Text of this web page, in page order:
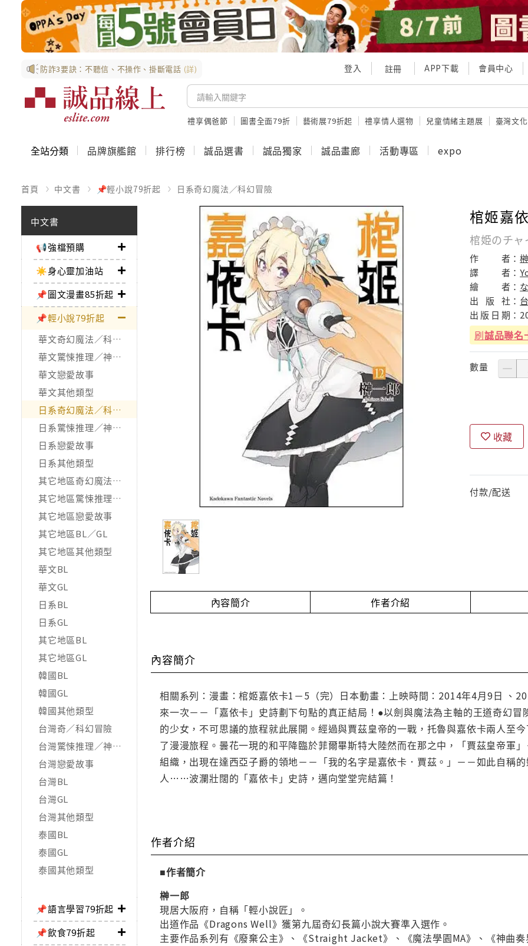
防詐3要訣：不聽信、不操作、掛斷電話 (詳) 登入 註冊 APP下載 會員中心
禮享偶爸節 圖書全面79折 藝術展79折起 禮享情人選物 兒童情緒主題展 臺灣文
全站分類 品牌旗艦館 排行榜 誠品選書 誠品獨家 誠品畫廊 活動專區 expo
首頁 中文書 📌輕小說79折起 日系奇幻魔法／科幻冒險
中文書
📢強檔預購
☀️身心靈加油站
📌圖文漫畫85折起
📌輕小說79折起
華文奇幻魔法／科幻冒險
華文驚悚推理／神怪靈異
華文戀愛故事
華文其他類型
日系奇幻魔法／科幻冒險
日系驚悚推理／神怪靈異
日系戀愛故事
日系其他類型
其它地區奇幻魔法／科幻冒險
其它地區驚悚推理／神怪靈異
其它地區戀愛故事
其它地區BL／GL
其它地區其他類型
華文BL
華文GL
日系BL
日系GL
其它地區BL
其它地區GL
韓國BL
韓國GL
韓國其他類型
台灣奇／科幻冒險
台灣驚悚推理／神怪靈異
台灣戀愛故事
台灣BL
台灣GL
台灣其他類型
泰國BL
泰國GL
泰國其他類型
📌語言學習79折起
📌飲食79折起
棺姬嘉
棺姫のチャ
作 者：
譯
者：
繪
者：
出
版 社：
出 版 日 期：
刷誠品聯名
數量
收藏
付款/配送
內容簡介 作者介紹
內容簡介
相關系列：漫畫：棺姬嘉依卡1－5（完）日本動畫：上映時間：2014年4月9日 、
來一次－－「嘉依卡」史詩劃下句點的真正結局！●以劍與魔法為主軸的王道奇幻
的少女，不可思議的旅程就此展開。經過與賈茲皇帝的一戰，托魯與嘉依卡兩人至
了漫漫旅程。曇花一現的和平降臨於菲爾畢斯特大陸然而在那之中，「賈茲皇帝軍
組織，出現在達西亞子爵的領地－－「我的名字是嘉依卡．賈茲。」－－如此自稱
人……波瀾壯闊的「嘉依卡」史詩，邁向堂堂完結篇！
作者介紹
■作者簡介
榊一郎
現居大阪府，自稱「輕小說匠」。
出道作品《Dragons Well》獲第九屆奇幻長篇小說大賽準入選作。
主要作品系列有《廢棄公主》、《Straight Jacket》、《魔法學園MA》、《神曲奏